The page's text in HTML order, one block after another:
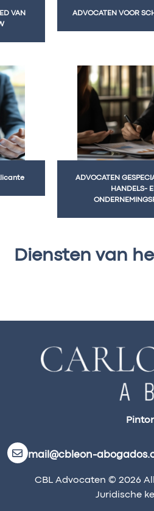
VAN
ADVOCATEN VOOR
ADVOCATEN
HANDELS-
Diensten van
mail@cbleon-
CBL Advocaten © 2026
Juridische